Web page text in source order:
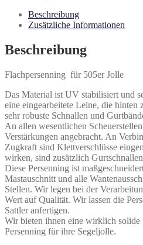
Beschreibung
Zusätzliche Informationen
Beschreibung
Flachpersenning für 505er Jolle
Das Material ist UV stabilisiert und
eine eingearbeitete Leine, die hinten
sehr robuste Schnallen und
An allen wesentlichen
Verstärkungen angebracht. An
Zugkraft sind Klettverschlüsse
wirken, sind zusätzlich
Diese Persenning ist
Mastauschnitt und alle
Stellen. Wir legen bei der
Wert auf Qualität. Wir lassen die
Sattler anfertigen.
Wir bieten ihnen eine wirklich solide
Persenning für ihre Segeljolle.